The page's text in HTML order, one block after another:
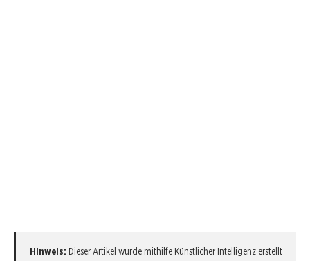
Hinweis: Dieser Artikel wurde mithilfe Künstlicher Intelligenz erstellt